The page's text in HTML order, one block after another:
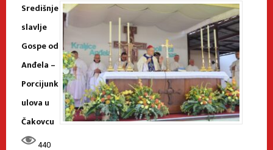
Središnje
slavlje
Gospe od
Anđela –
Porcijunk
ulova u
Čakovcu
440